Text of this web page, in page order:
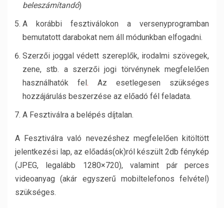
beleszámítandó)
A korábbi fesztiválokon a versenyprogramban
bemutatott darabokat nem áll módunkban elfogadni.
Szerzői joggal védett szereplők, irodalmi szövegek,
zene, stb. a szerzői jogi törvénynek megfelelően
használhatók fel. Az esetlegesen szükséges
hozzájárulás beszerzése az előadó fél feladata.
A Fesztiválra a belépés díjtalan.
A Fesztiválra való nevezéshez megfelelően kitöltött
jelentkezési lap, az előadás(ok)ról készült 2db fénykép
(JPEG, legalább 1280×720), valamint pár perces
videoanyag (akár egyszerű mobiltelefonos felvétel)
szükséges.